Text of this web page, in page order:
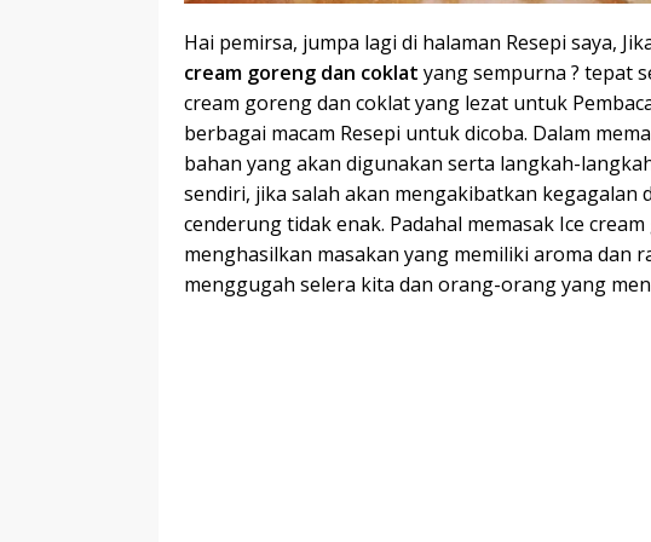
Hai pemirsa, jumpa lagi di halaman Resepi saya,
cream goreng dan coklat yang sempurna ? tepat
cream goreng dan coklat yang lezat untuk
berbagai macam Resepi untuk dicoba. Dalam
bahan yang akan digunakan serta langkah-
sendiri, jika salah akan mengakibatkan kegagalan
cenderung tidak enak. Padahal memasak Ice
menghasilkan masakan yang memiliki aroma dan
menggugah selera kita dan orang-orang yang